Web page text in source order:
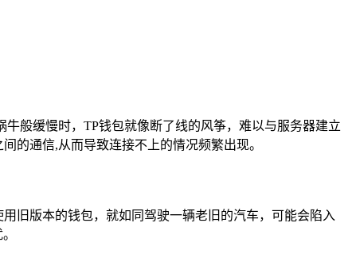
般缓慢时，TP钱包就像断了线的风筝，难以与服务器建立
的通信,从而导致连接不上的情况频繁出现。
旧版本的钱包，就如同驾驶一辆老旧的汽车，可能会陷入